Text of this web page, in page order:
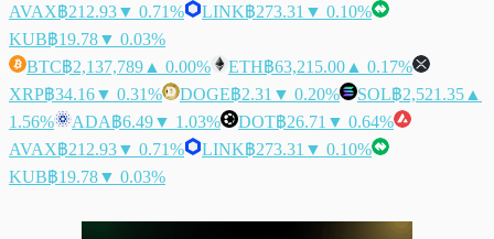
AVAX฿212.93▼ 0.71% LINK฿273.31 ▼ 0.10%
KUB฿19.78▼ 0.03%
BTC฿2,137,789 ▲ 0.00% ETH฿63,215.00 ▲ 0.17%
XRP฿34.16▼ 0.31% DOGE฿2.31 ▼ 0.20% SOL฿2,521.35 ▲
1.56%
ADA฿6.49▼ 1.03% DOT฿26.71 ▼ 0.64%
AVAX฿212.93▼ 0.71% LINK฿273.31 ▼ 0.10%
KUB฿19.78▼ 0.03%